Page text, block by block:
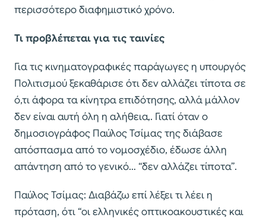
περισσότερο διαφημιστικό χρόνο.
Τι προβλέπεται για τις ταινίες
Για τις κινηματογραφικές παράγωγες η υπουργός
Πολιτισμού ξεκαθάρισε ότι δεν αλλάζει τίποτα σε
ό,τι άφορα τα κίνητρα επιδότησης, αλλά μάλλον
δεν είναι αυτή όλη η αλήθεια,. Γιατί όταν ο
δημοσιογράφος Παύλος Τσίμας της διάβασε
απόσπασμα από το νομοσχέδιο, έδωσε άλλη
απάντηση από το γενικό… “δεν αλλάζει τίποτα”.
Παύλος Τσίμας: Διαβάζω επί λέξει τι λέει η
πρόταση, ότι “οι ελληνικές οπτικοακουστικές και